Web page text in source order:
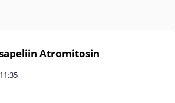
Atromitosin
11:35